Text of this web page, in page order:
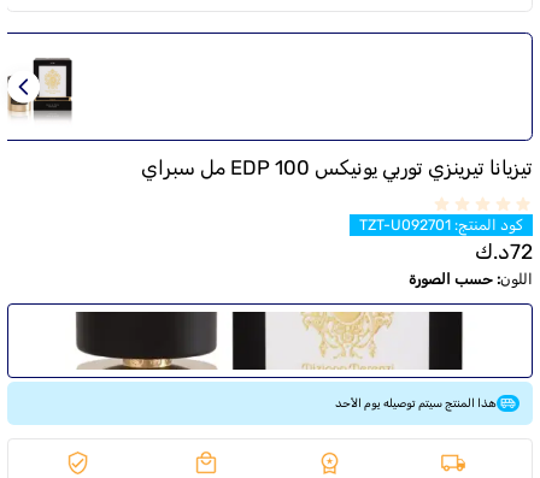
تيزيانا تيرينزي توربي يونيكس EDP 100 مل سبراي
كود المنتج:
TZT-U092701
72د.ك
اللون: حسب الصورة
هذا المنتج سيتم توصيله يوم الأحد